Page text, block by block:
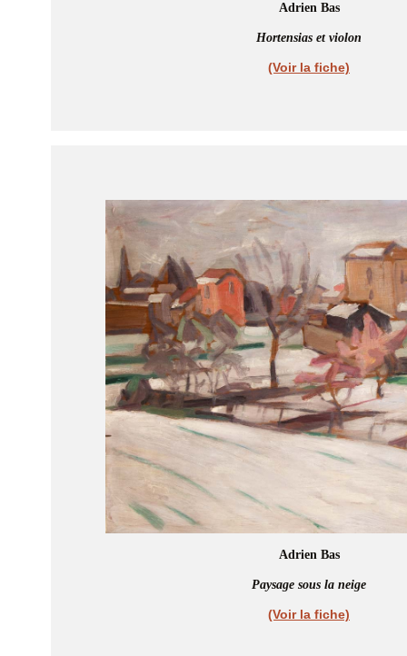
Adrien Bas
Hortensias et violon
(Voir la fiche)
Adrien Bas
Paysage sous la neige
(Voir la fiche)